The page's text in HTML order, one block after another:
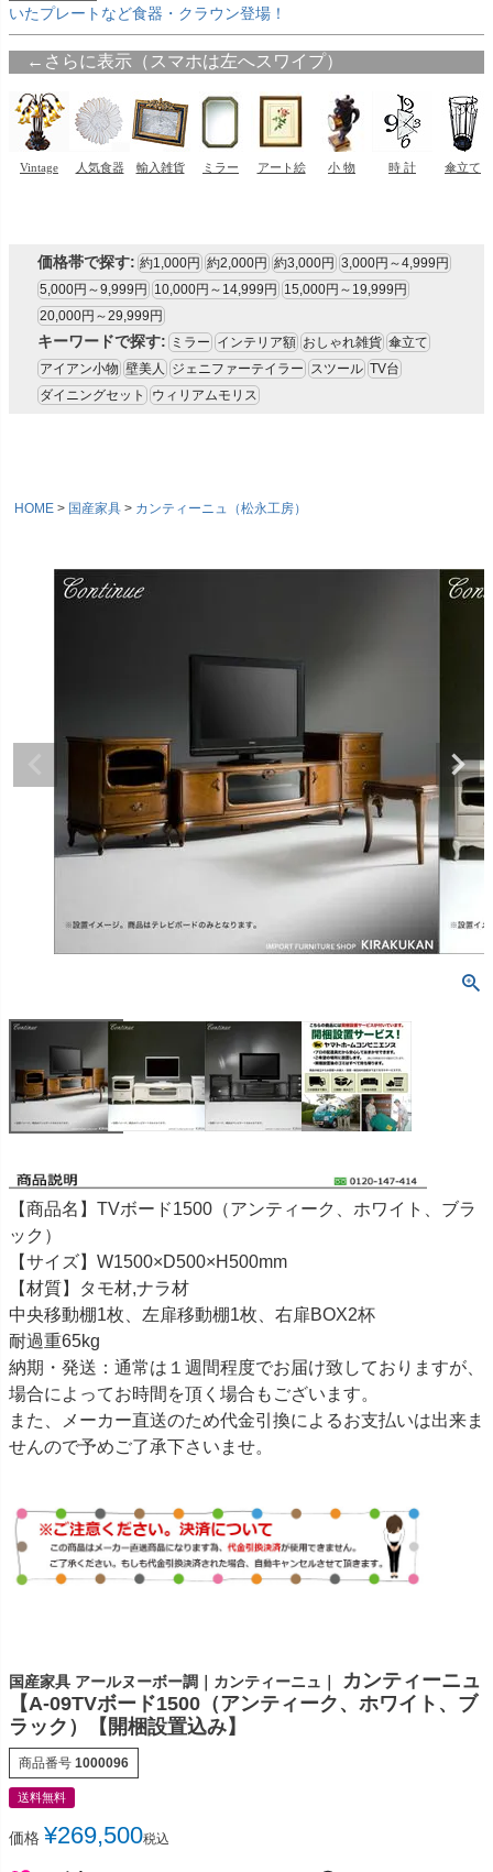
いたプレートなど食器・クラウン登場！
価格帯で探す: 約1,000円 約2,000円 約3,000円 3,000円～4,999円
5,000円～9,999円
10,000円～14,999円
15,000円～19,999円
20,000円～29,999円
キーワードで探す: ミラー インテリア額 おしゃれ雑貨 傘立て
アイアン小物 壁美人 ジェニファーテイラー スツール TV台
ダイニングセット
ウィリアムモリス
HOME 国産家具 カンティーニュ（松永工房）
【商品名】TVボード1500（アンティーク、ホワイト、ブラ
ック）
【サイズ】W1500×D500×H500mm
【材質】タモ材,ナラ材
中央移動棚1枚、左扉移動棚1枚、右扉BOX2杯
耐過重65kg
納期・発送：通常は１週間程度でお届け致しておりますが、
場合によってお時間を頂く場合もございます。
また、メーカー直送のため代金引換によるお支払いは出来ま
せんので予めご了承下さいませ。
国産家具 アールヌーボー調｜カンティーニュ｜
カンティーニュ
【A-09TVボード1500（アンティーク、ホワイト、ブ
ラック）【開梱設置込み】
商品番号 1000096
送料無料
価格 ¥269,500税込